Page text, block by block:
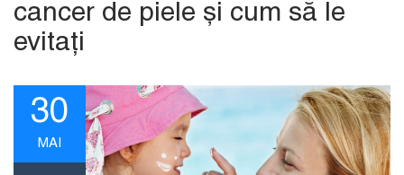
cancer de piele și cum să le
evitați
30
MAI